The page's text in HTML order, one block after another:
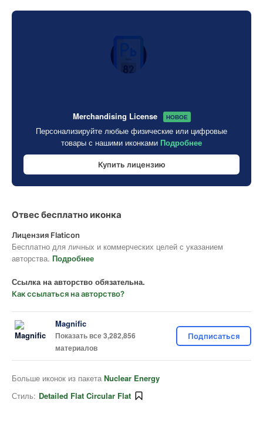
Merchandising License НОВОЕ
Персонализируйте любые физические или цифровые
товары с нашими иконками Подробнее
Купить лицензию
Отвес бесплатно иконка
Лицензия Flaticon
Бесплатно для личных и коммерческих целей с указанием
авторства. Подробнее
Ссылка на авторство обязательна.
Как ссылаться на авторство?
Magnific
Показать все 3,282,856
материалов
Подписаться
Больше иконок из пакета Nuclear Energy
Стиль: Detailed Flat Circular Flat